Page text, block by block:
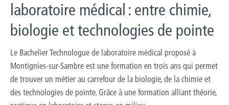
laboratoire médical : entre chimie,
biologie et technologies de pointe
Le Bachelier Technologue de laboratoire médical proposé à
Montignies-sur-Sambre est une formation en trois ans qui permet
de trouver un métier au carrefour de la biologie, de la chimie et
des technologies de pointe. Grâce à une formation alliant théorie,